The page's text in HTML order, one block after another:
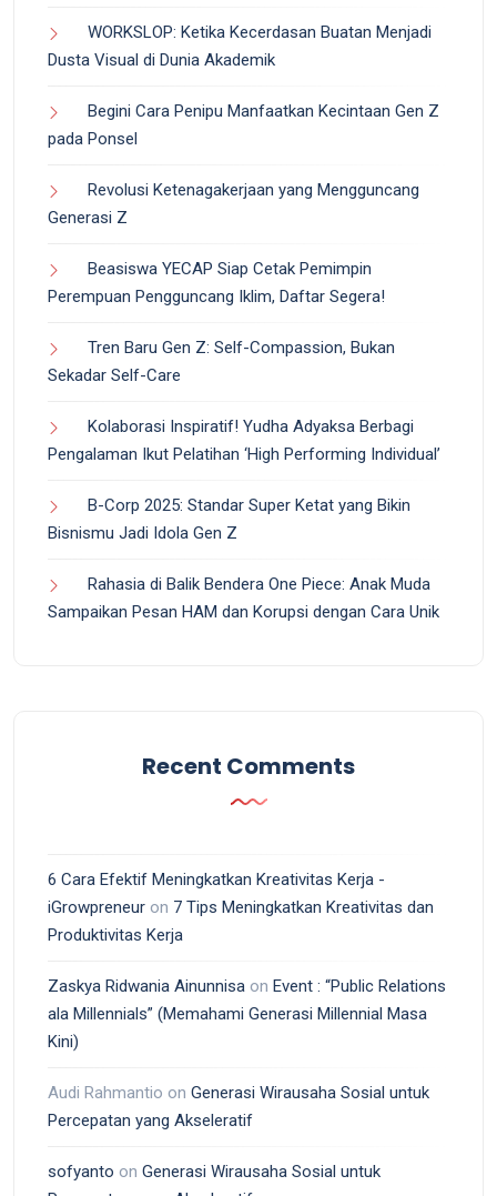
WORKSLOP: Ketika Kecerdasan Buatan Menjadi
Dusta Visual di Dunia Akademik
Begini Cara Penipu Manfaatkan Kecintaan Gen Z
pada Ponsel
Revolusi Ketenagakerjaan yang Mengguncang
Generasi Z
Beasiswa YECAP Siap Cetak Pemimpin
Perempuan Pengguncang Iklim, Daftar Segera!
Tren Baru Gen Z: Self-Compassion, Bukan
Sekadar Self-Care
Kolaborasi Inspiratif! Yudha Adyaksa Berbagi
Pengalaman Ikut Pelatihan ‘High Performing Individual’
B-Corp 2025: Standar Super Ketat yang Bikin
Bisnismu Jadi Idola Gen Z
Rahasia di Balik Bendera One Piece: Anak Muda
Sampaikan Pesan HAM dan Korupsi dengan Cara Unik
Recent Comments
6 Cara Efektif Meningkatkan Kreativitas Kerja -
iGrowpreneur on 7 Tips Meningkatkan Kreativitas dan
Produktivitas Kerja
Zaskya Ridwania Ainunnisa on Event : “Public Relations
ala Millennials” (Memahami Generasi Millennial Masa
Kini)
Audi Rahmantio on Generasi Wirausaha Sosial untuk
Percepatan yang Akseleratif
sofyanto on Generasi Wirausaha Sosial untuk